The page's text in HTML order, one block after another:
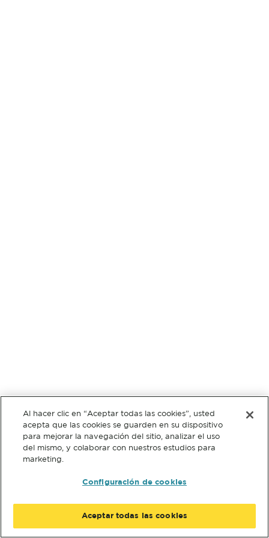
Al hacer clic en “Aceptar todas las cookies”, usted
acepta que las cookies se guarden en su dispositivo
para mejorar la navegación del sitio, analizar el uso
del mismo, y colaborar con nuestros estudios para
marketing.
Configuración de cookies
Aceptar todas las cookies